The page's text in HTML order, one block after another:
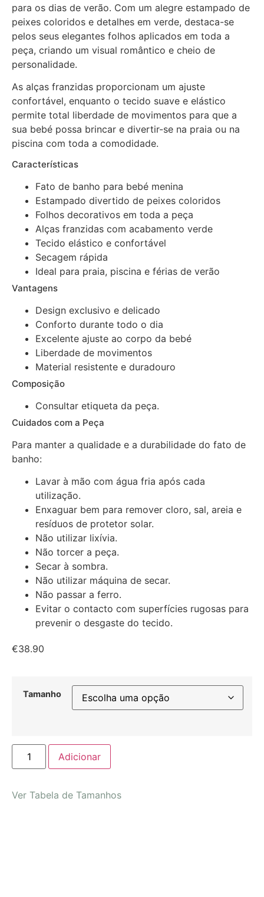
para os dias de verão. Com um alegre estampado de
peixes coloridos e detalhes em verde, destaca-se
pelos seus elegantes folhos aplicados em toda a
peça, criando um visual romântico e cheio de
personalidade.
As alças franzidas proporcionam um ajuste
confortável, enquanto o tecido suave e elástico
permite total liberdade de movimentos para que a
sua bebé possa brincar e divertir-se na praia ou na
piscina com toda a comodidade.
Características
Fato de banho para bebé menina
Estampado divertido de peixes coloridos
Folhos decorativos em toda a peça
Alças franzidas com acabamento verde
Tecido elástico e confortável
Secagem rápida
Ideal para praia, piscina e férias de verão
Vantagens
Design exclusivo e delicado
Conforto durante todo o dia
Excelente ajuste ao corpo da bebé
Liberdade de movimentos
Material resistente e duradouro
Composição
Consultar etiqueta da peça.
Cuidados com a Peça
Para manter a qualidade e a durabilidade do fato de
banho:
Lavar à mão com água fria após cada
utilização.
Enxaguar bem para remover cloro, sal, areia e
resíduos de protetor solar.
Não utilizar lixívia.
Não torcer a peça.
Secar à sombra.
Não utilizar máquina de secar.
Não passar a ferro.
Evitar o contacto com superfícies rugosas para
prevenir o desgaste do tecido.
€38.90
Tamanho
Adicionar
Ver Tabela de Tamanhos